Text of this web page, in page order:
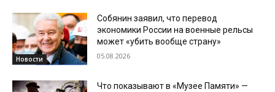
Новости
Собянин заявил, что перевод
экономики России на военные рельсы
может «убить вообще страну»
05.08.2026
Что показывают в «Музее Памяти» —